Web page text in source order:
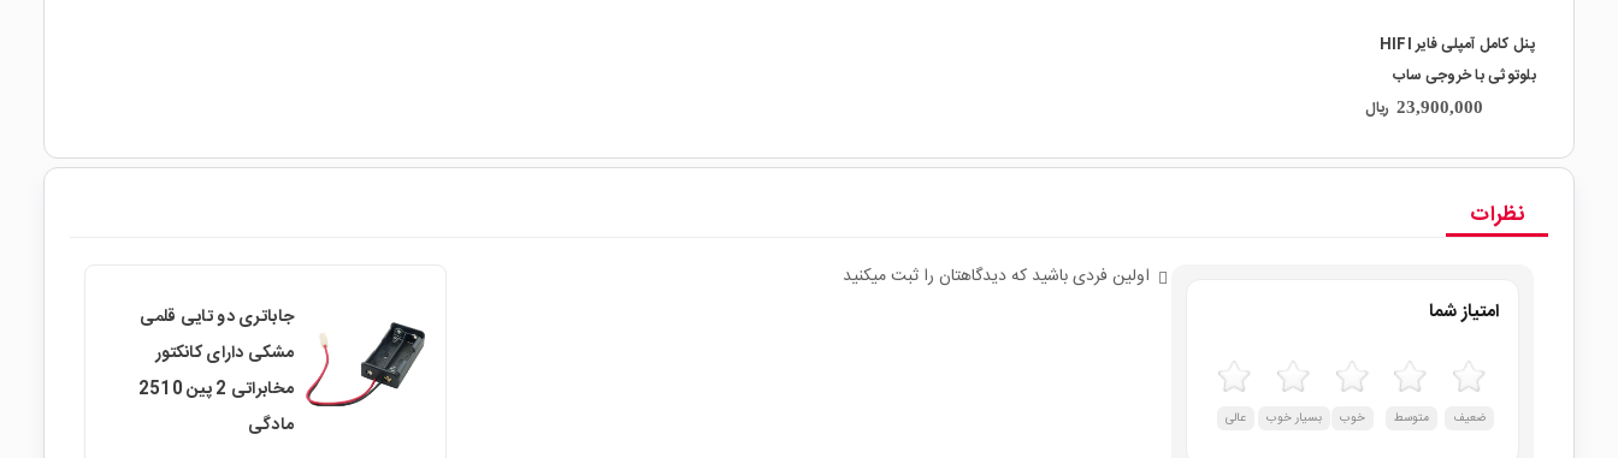
پنل کامل آمپلی فایر HIFI
بلوتوثی با خروجی ساب
23,900,000 ریال
نظرات
امتیاز شما
ضعیف متوسط خوب بسیار خوب عالی
اولین فردی باشید که دیدگاهتان را ثبت میکنید
جاباتری دو تایی قلمی
مشکی دارای کانکتور
مخابراتی 2 پین 2510
مادگی